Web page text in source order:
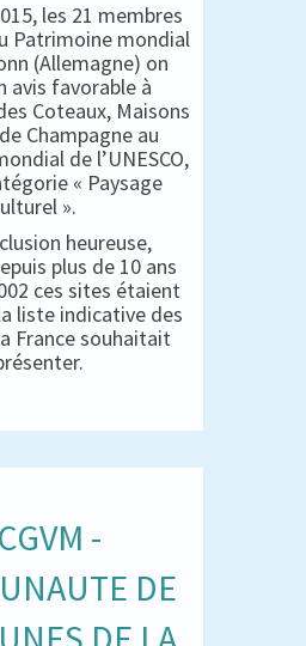
les 21 membres
Patrimoine mondial
(Allemagne) on
avis favorable à
Coteaux, Maisons
Champagne au
de l’UNESCO,
« Paysage
».
heureuse,
plus de 10 ans
ces sites étaient
liste indicative des
France souhaitait
-
DE